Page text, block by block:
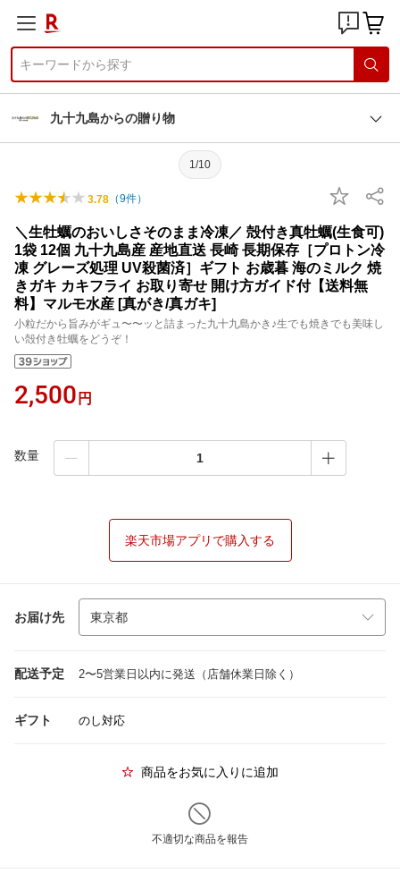
九十九島からの贈り物
1/10
3.78 （9件）
＼生牡蠣のおいしさそのまま冷凍／ 殻付き真牡蠣(生食可)
1袋 12個 九十九島産 産地直送 長崎 長期保存［プロトン冷
凍 グレーズ処理 UV殺菌済］ギフト お歳暮 海のミルク 焼
きガキ カキフライ お取り寄せ 開け方ガイド付【送料無
料】マルモ水産 [真がき/真ガキ]
小粒だから旨みがギュ〜〜ッと詰まった九十九島かき♪生でも焼きでも美味し
い殻付き牡蠣をどうぞ！
2,500 円
数量
楽天市場アプリで購入する
お届け先
配送予定 2〜5営業日以内に発送（店舗休業日除く）
ギフト のし対応
商品をお気に入りに追加
不適切な商品を報告